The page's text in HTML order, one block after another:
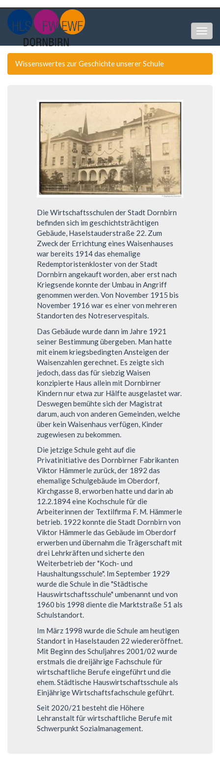
Wissenswertes zur Geschichte unserer Schule
Die Wirtschaftsschulen der Stadt Dornbirn
befinden sich im geschichtsträchtigen
Gebäude, Haselstauderstraße 22. Zum
Zweck der Errichtung eines Waisenhauses
war bereits 1914 das ehemalige
Redemptoristenkloster von der Stadt
Dornbirn angekauft worden, aber erst nach
Kriegsende konnte der Umbau in Angriff
genommen werden. Von November 1915 bis
November 1916 war es einer von mehreren
Standorten des Notreservespitals.
Das Gebäude wurde dann im Jahre 1921
seiner Bestimmung übergeben. Man hatte
mit einem kriegsbedingten Ansteigen der
Waisenzahlen gerechnet. Es zeigte sich
jedoch, dass das für siebzig Waisen
konzipierte Haus allein mit Dornbirner
Kindern nur etwa zur Hälfte ausgelastet war.
Deswegen bemühte sich der Magistrat
darum, auch von anderen Gemeinden, welche
über kein Waisenhaus verfügen, Kinder
zugewiesen zu bekommen.
Die jetzige Schule geht auf die
Privatinitiative des Dornbirner Fabrikanten
Viktor Hämmerle zurück, der 1892 das
ehemalige Schulgebäude im Oberdorf,
Kirchgasse 8, erworben hatte und darin ab
12.2.1894 eine Kochschule für die
Arbeiterinnen der Textilfirma F. M. Hämmerle
betrieb. 1922 konnte die Stadt Dornbirn von
Viktor Hämmerle das Gebäude im Oberdorf
erwerben und übernahm die Trägerschaft mit
drei Lehrkräften und sicherte den
Weiterbetrieb der "Koch- und
Haushaltungsschule". Im September 1929
wurde die Schule in die "Städtische
Hauswirtschaftsschule" umbenannt und von
1960 bis 1998 diente die Marktstraße 51 als
Schulstandort.
Im März 1998 wurde die Schule am heutigen
Standort in Haselstauden 22 wiedereröffnet.
Mit Beginn des Schuljahres 2001/02 wurde
erstmals die dreijährige Fachschule für
wirtschaftliche Berufe eingeführt und die
ehem. Städtische Hauswirtschaftsschule als
Einjährige Wirtschaftsfachschule geführt.
Seit 2020/21 besteht die Höhere
Lehranstalt für wirtschaftliche Berufe mit
Schwerpunkt Sozialmanagement.